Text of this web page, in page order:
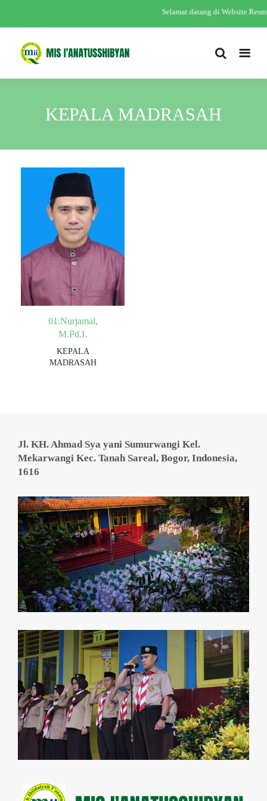
Selamat datang di Website
KEPALA MADRASAH
01.Nurjamal,
M.Pd.I.
KEPALA
MADRASAH
Jl. KH. Ahmad Sya yani Sumurwangi Kel.
Mekarwangi Kec. Tanah Sareal, Bogor, Indonesia,
1616